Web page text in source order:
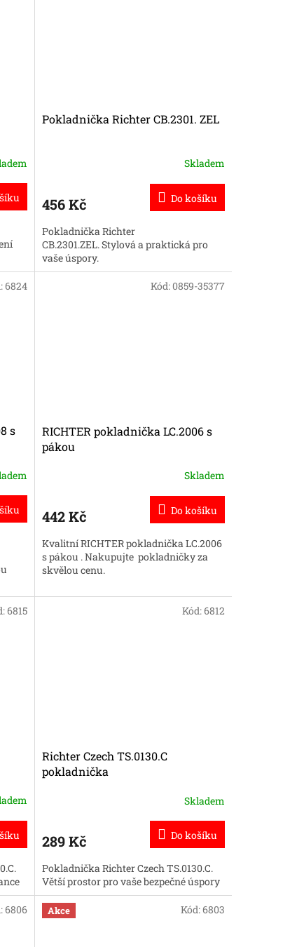
Pokladnička Richter CB.2301. ZEL
Skladem
456 Kč Do košíku
Pokladnička Richter
CB.2301.ZEL. Stylová a praktická pro
vaše úspory.
s
6824
RICHTER pokladnička LC.2006 s
pákou
Skladem
442 Kč Do košíku
Kvalitní RICHTER pokladnička LC.2006
s pákou . Nakupujte pokladničky za
skvělou cenu.
Kód:0859-35377
6815
Richter Czech TS.0130.C
pokladnička
Skladem
289 Kč Do košíku
Pokladnička Richter Czech TS.0130.C.
Větší prostor pro vaše bezpečné úspory
Kód:6812
6806 Akce Kód:6803